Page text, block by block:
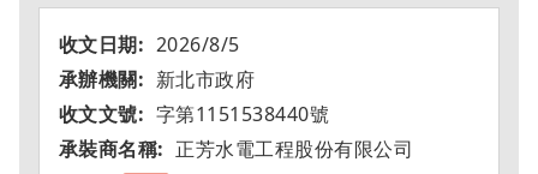
2026/8/5
新北市政府
字第1151538440號
正芳水電工程股份有限公司